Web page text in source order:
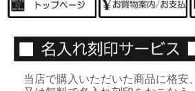
当店で購入いただいた商品に格安、